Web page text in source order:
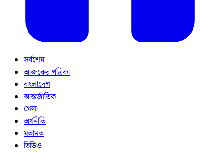
সর্বশেষ
আজকের পত্রিকা
বাংলাদেশ
আন্তর্জাতিক
খেলা
অর্থনীতি
মতামত
ভিডিও